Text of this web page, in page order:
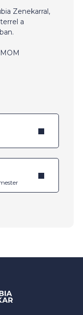
Zenekarral,
a